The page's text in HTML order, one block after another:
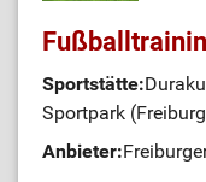
Sportstätte:
Sportpark
Anbieter: